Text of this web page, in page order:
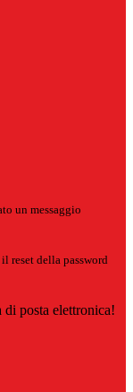
un messaggio
reset della password
posta elettronica!